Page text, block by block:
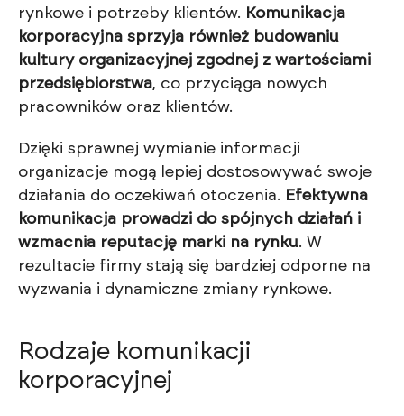
rynkowe i potrzeby klientów. Komunikacja
korporacyjna sprzyja również budowaniu
kultury organizacyjnej zgodnej z wartościami
przedsiębiorstwa, co przyciąga nowych
pracowników oraz klientów.
Dzięki sprawnej wymianie informacji
organizacje mogą lepiej dostosowywać swoje
działania do oczekiwań otoczenia. Efektywna
komunikacja prowadzi do spójnych działań i
wzmacnia reputację marki na rynku. W
rezultacie firmy stają się bardziej odporne na
wyzwania i dynamiczne zmiany rynkowe.
Rodzaje komunikacji
korporacyjnej